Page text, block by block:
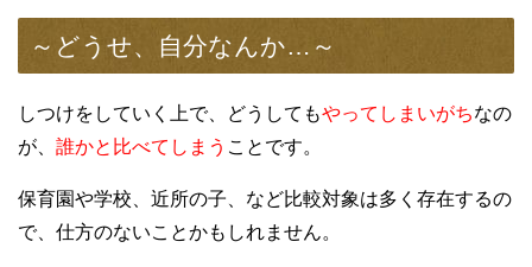
～どうせ、自分なんか…～
しつけをしていく上で、どうしてもやってしまいがちなの
が、 誰かと比べてしまう ことです。
保育園や学校、近所の子、など比較対象は多く存在するの
で、仕方のないことかもしれません。